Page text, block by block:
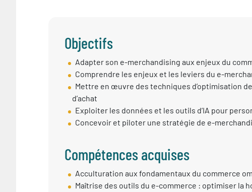
Objectifs
Objectif
session
Adapter son e-merchandising aux enjeux du
Comprendre les enjeux et les leviers du e-
Mettre en œuvre des techniques d’optimisation
d’achat
Exploiter les données et les outils d’IA pour
Concevoir et piloter une stratégie de e-
Compétences acquises
Compétences
Acquises
Acculturation aux fondamentaux du commerce
Maîtrise des outils du e-commerce : optimiser la